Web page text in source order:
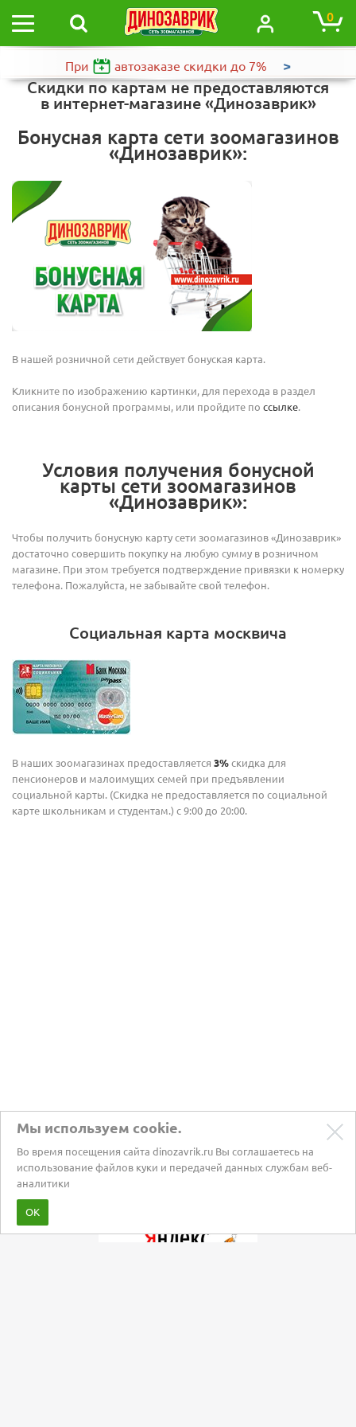
0
При автозаказе скидки до 7% >
Скидки по картам не предоставляются
в интернет-магазине«Динозаврик»
Бонусная карта сети зоомагазинов
«Динозаврик»:
В нашей розничной сети действует бонуская карта.
Кликните по изображению картинки, для перехода в раздел
описания бонусной программы, или пройдите по ссылке.
Условия получения бонусной
карты сети зоомагазинов
«Динозаврик»:
Чтобы получить бонусную карту сети зоомагазинов «Динозаврик»
достаточно совершить покупку на любую сумму в розничном
магазине. При этом требуется подтверждение привязки к номерку
телефона. Пожалуйста, не забывайте свой телефон.
Социальная карта москвича
В наших зоомагазинах предоставляется 3% скидка для
пенсионеров и малоимущих семей при предъявлении
социальной карты. (Скидка не предоставляется по социальной
карте школьникам и студентам.) с 9:00 до 20:00.
Мы используем cookie.
Во время посещения сайта dinozavrik.ru Вы соглашаетесь на
использование файлов куки и передачей данных службам веб-
аналитики
ОК